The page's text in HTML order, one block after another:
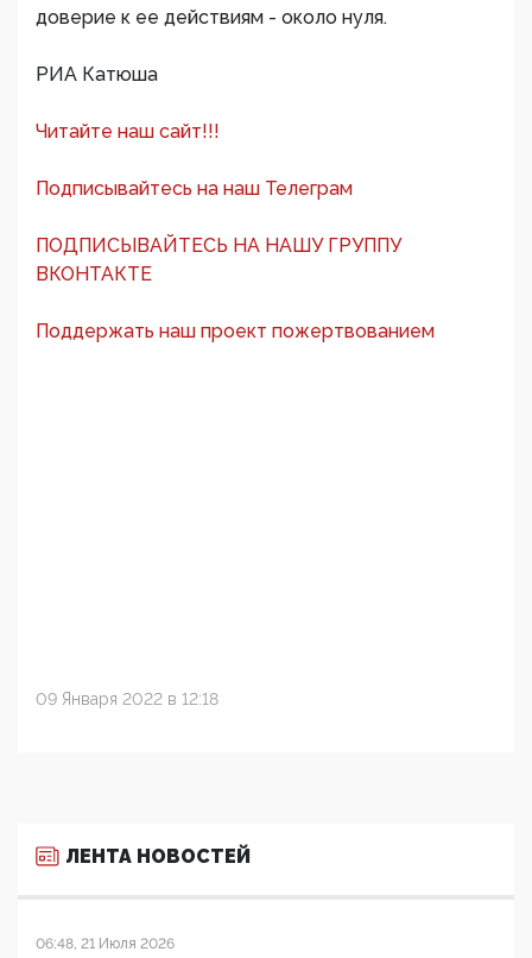
доверие к ее действиям - около нуля.
РИА Катюша
Читайте наш сайт!!!
Подписывайтесь на наш Телеграм
ПОДПИСЫВАЙТЕСЬ НА НАШУ ГРУППУ
ВКОНТАКТЕ
Поддержать наш проект пожертвованием
09 Января 2022 в 12:18
ЛЕНТА НОВОСТЕЙ
06:48, 21 Июля 2026